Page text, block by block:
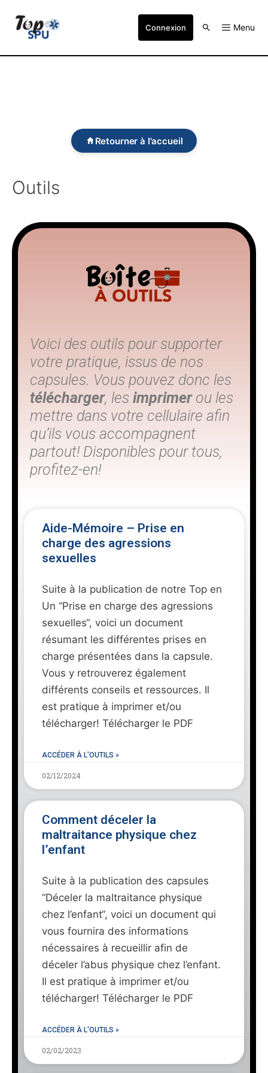
Connexion Menu
Retourner à l'accueil
Outils
Voici des outils pour supporter
votre pratique, issus de nos
capsules. Vous pouvez donc les
télécharger, les imprimerou les
mettre dans votre cellulaire afin
qu’ils vous accompagnent
partout! Disponibles pour tous,
profitez-en!
Aide-Mémoire – Prise en
charge des agressions
sexuelles
Suite à la publication de notre Top en
Un “Prise en charge des agressions
sexuelles“, voici un document
résumant les différentes prises en
charge présentées dans la capsule.
Vous y retrouverez également
différents conseils et ressources. Il
est pratique à imprimer et/ou
télécharger! Télécharger le PDF
ACCÉDER À L'OUTILS »
02/12/2024
Comment déceler la
maltraitance physique chez
l’enfant
Suite à la publication des capsules
“Déceler la maltraitance physique
chez l’enfant“, voici un document qui
vous fournira des informations
nécessaires à recueillir afin de
déceler l’abus physique chez l’enfant.
Il est pratique à imprimer et/ou
télécharger! Télécharger le PDF
ACCÉDER À L'OUTILS »
02/02/2023